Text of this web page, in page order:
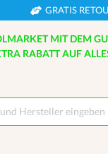
GRATIS
MIT DEM
RABATT AUF